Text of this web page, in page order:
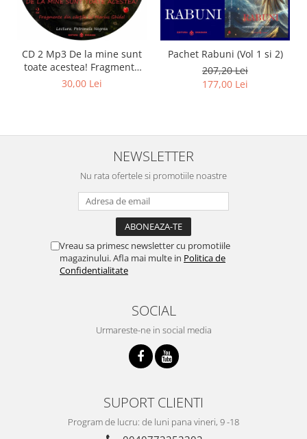
CD 2 Mp3 De la mine sunt
toate acestea! Fragmente
din cărțile lui Marius Ghidel
30,00 Lei
Pachet Rabuni (Vol 1 si 2)
207,20 Lei
177,00 Lei
NEWSLETTER
Nu rata ofertele si promotiile noastre
Vreau sa primesc newsletter cu promotiile
magazinului. Afla mai multe in Politica de
Confidentialitate
SOCIAL
Urmareste-ne in social media
SUPORT CLIENTI
Program de lucru: de luni pana vineri, 9 -18